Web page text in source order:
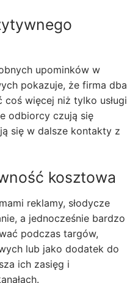
upominków w
pokazuje, że firma dba
więcej niż tylko usługi
odbiorcy czują się
się w dalsze kontakty z
kosztowa
reklamy, słodycze
a jednocześnie bardzo
podczas targów,
lub jako dodatek do
ich zasięg i